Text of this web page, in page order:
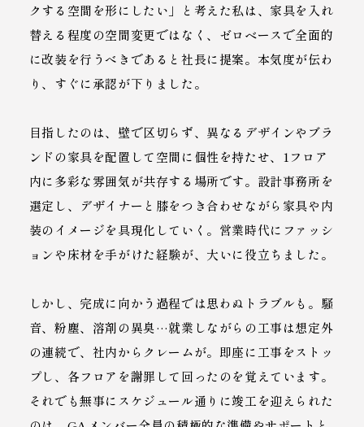
クする空間を形にしたい」と考えた私は、家具を入れ
替える程度の空間変更ではなく、ゼロベースで全面的
に改装を行うべきであると社長に提案。本気度が伝わ
り、すぐに承認が下りました。
目指したのは、壁で区切らず、異なるデザインやブラ
ンドの家具を配置して空間に個性を持たせ、1フロア
内に多彩な雰囲気が共存する場所です。設計事務所を
選定し、デザイナーと膝をつき合わせながら家具や内
装のイメージを具現化していく。営業時代にファッシ
ョンや床材を手がけた経験が、大いに役立ちました。
しかし、完成に向かう過程では思わぬトラブルも。騒
音、粉塵、溶剤の異臭…就業しながらの工事は想定外
の連続で、社内からクレームが。即座に工事をストッ
プし、各フロアを謝罪して回ったのを覚えています。
それでも無事にスケジュール通りに竣工を迎えられた